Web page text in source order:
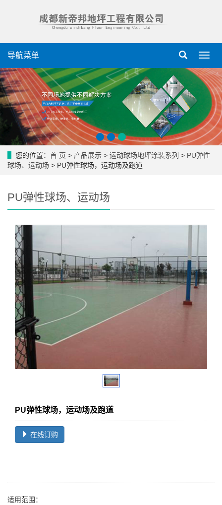
导
菜
单
导航菜单
您的位置： 首 页 > 产品展示 > 运动球场地坪涂装系列 > PU弹性
球场、运动场 > PU弹性球场，运动场及跑道
PU弹性球场、运动场
PU弹性球场，运动场及跑道
在线订购
适用范围：